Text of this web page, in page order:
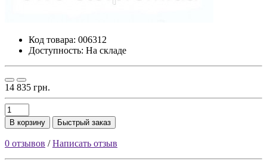
Код товара: 006312
Доступность: На складе
14 835 грн.
В корзину Быстрый заказ
0 отзывов /Написать отзыв